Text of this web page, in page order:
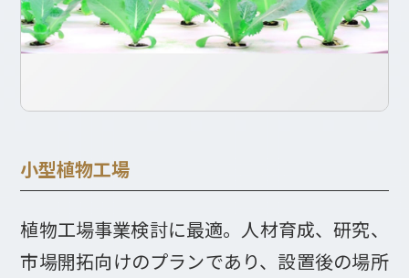
小型植物工場
植物工場事業検討に最適。人材育成、研究、
市場開拓向けのプランであり、設置後の場所